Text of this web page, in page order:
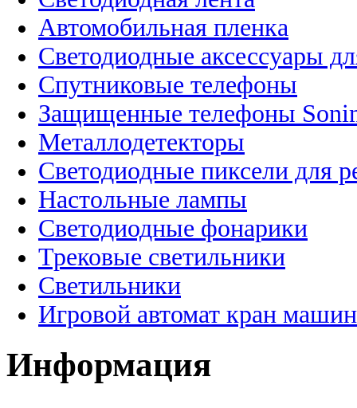
Автомобильная пленка
Светодиодные аксессуары
Спутниковые телефоны
Защищенные телефоны
Металлодетекторы
Светодиодные пиксели для
Настольные лампы
Светодиодные фонарики
Трековые светильники
Светильники
Игровой автомат кран
Информация